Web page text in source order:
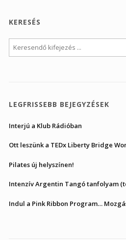
KERESÉS
LEGFRISSEBB BEJEGYZÉSEK
Interjú a Klub Rádióban
Ott leszünk a TEDx Liberty Bridge
Pilates új helyszínen!
Intenzív Argentin Tangó tanfolyam
Indul a Pink Ribbon Program…